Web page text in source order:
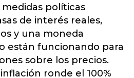
medidas políticas
de interés reales,
y una moneda
están funcionando para
sobre los precios.
ronde el 100%